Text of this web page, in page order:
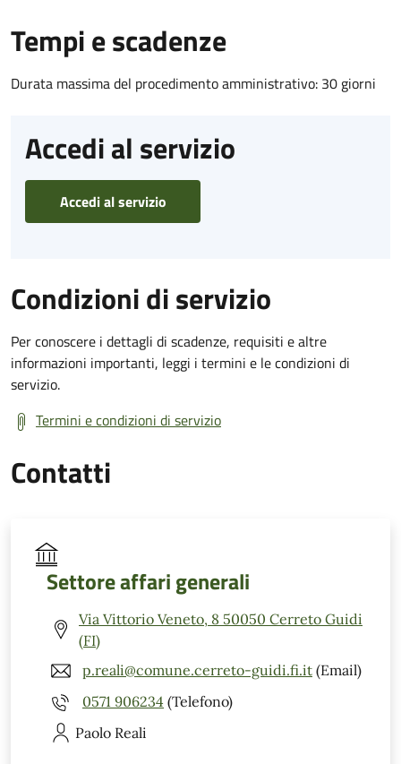
Tempi e scadenze
Durata massima del procedimento amministrativo: 30 giorni
Accedi al servizio
Accedi al servizio
Condizioni di servizio
Per conoscere i dettagli di scadenze, requisiti e altre
informazioni importanti, leggi i termini e le condizioni di
servizio.
Termini e condizioni di servizio
Contatti
Settore affari generali
Via Vittorio Veneto, 8 50050 Cerreto Guidi
(FI)
p.reali@comune.cerreto-guidi.fi.it (Email)
0571 906234 (Telefono)
Paolo Reali